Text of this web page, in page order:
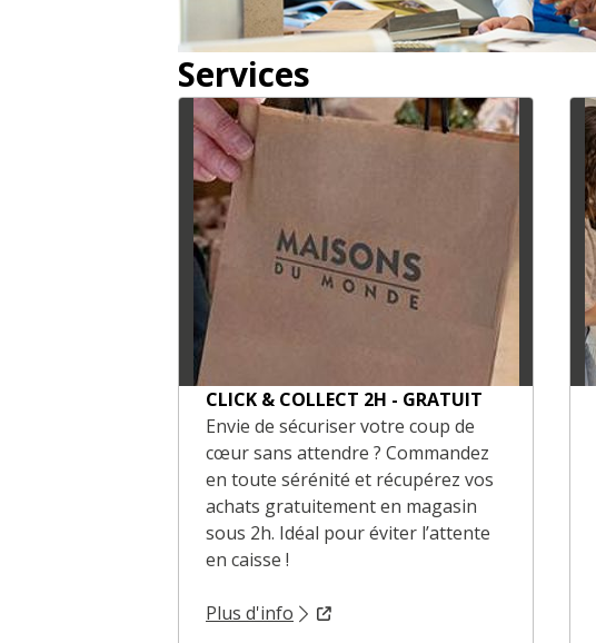
Services
CLICK & COLLECT 2H - GRATUIT
Envie de sécuriser votre coup de
cœur sans attendre ? Commandez
en toute sérénité et récupérez vos
achats gratuitement en magasin
sous 2h. Idéal pour éviter l’attente
en caisse !
Plus d'info